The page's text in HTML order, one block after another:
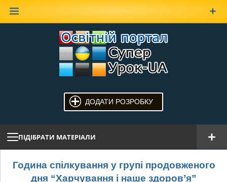
ДОДАТИ РОЗРОБКУ
ПІДІБРАТИ МАТЕРІАЛИ
Година спілкування у групі продовженого
дня “Харчування і наше здоров’я”